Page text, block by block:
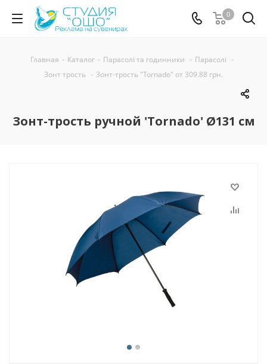
0
Главная - Каталог - Парасолі та годинники - Парасолі -
Зонт трость - Зонт-трость "Tornado" от 309.88 грн.
Зонт-трость ручной 'Tornado' Ø131 cм